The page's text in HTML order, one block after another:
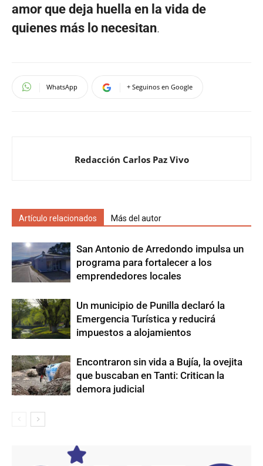
amor que deja huella en la vida de
quienes más lo necesitan.
WhatsApp + Seguinos en Google
Redacción Carlos Paz Vivo
Artículo relacionados Más del autor
San Antonio de Arredondo impulsa un
programa para fortalecer a los
emprendedores locales
Un municipio de Punilla declaró la
Emergencia Turística y reducirá
impuestos a alojamientos
Encontraron sin vida a Bujía, la ovejita
que buscaban en Tanti: Critican la
demora judicial